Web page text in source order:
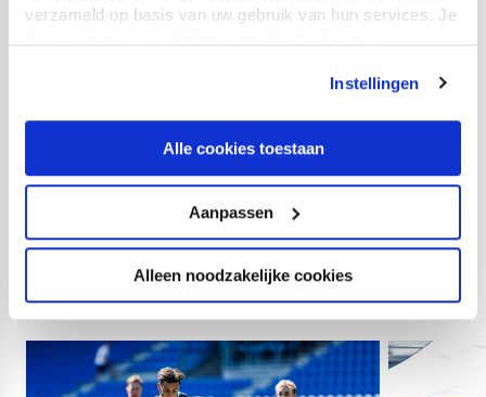
verzameld op basis van uw gebruik van hun services. Je
kan je toestemming beheren op de Cookiepagina.
Instellingen
Alle cookies toestaan
Aanpassen
Alleen noodzakelijke cookies
Oukhattou (60. Noah Leembrugge), Gabriel Reiziger;
Dylan Mbayo (60. Chahid El Allachi), Tolis Vellios, Kaj
Opstelling FC Utrecht:
Tom de Graaff; Rickson van Hees, Matisse Didden,
Joshua Mukeh, Nazjir Held (41. Jesper van Riel); Silas
Andersen, Can Bozdogan (55. Rafik El Arguioui), Victor
Jensen (55. Miguel Rodríguez); Taylor Booth, Anthony
Descotte (55. Noah Ohio), Adrian Blake.